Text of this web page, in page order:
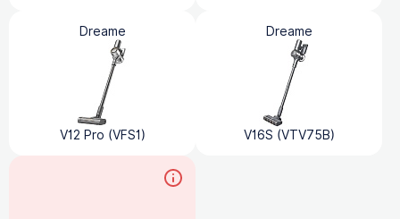
Dreame
V12 Pro (VFS1)
Dreame
V16S (VTV75B)